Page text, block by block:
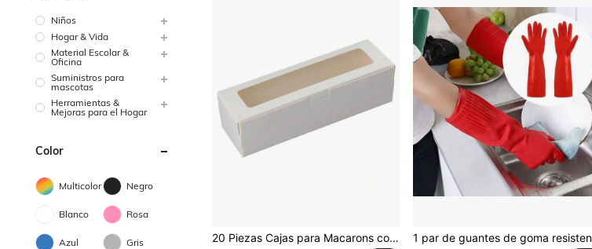
Niños
Hogar & Vida
Material Escolar &
Oficina
Suministros para
mascotas
Herramientas &
Mejoras para el Hogar
Color
Multicolor Negro
Blanco Rosa
Azul Gris 20 Piezas Cajas para Macarons con Ventana Transparente, Envase de Pastelería Blanco, Envase Pequeño para Empaque de Macarons, Pasteles, Galletas para Regalos de Boda, Postre